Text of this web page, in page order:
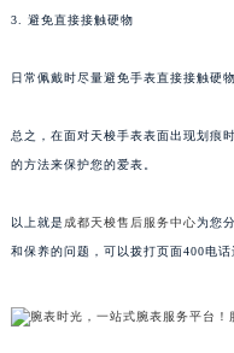
3. 避免直接接触硬物
日常佩戴时尽量避免手表直接接触硬
总之，在面对天梭手表表面出现划痕
的方法来保护您的爱表。
以上就是 成都天梭售后服务中心为您
和保养的问题，可以拨打页面400电